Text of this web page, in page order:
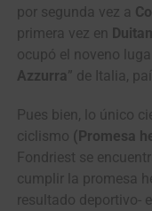
por segunda vez a
primera vez en
ocupó el noveno
Azzurra” de Italia,
Pues bien, lo único
ciclismo (Promesa
Fondriest se
cumplir la promesa
resultado deportivo-